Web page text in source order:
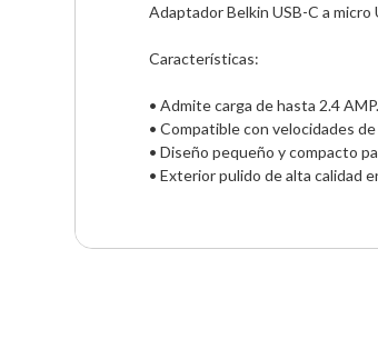
Adaptador Belkin USB-C a micro
Características:
• Admite carga de hasta 2.4
• Compatible con velocidades
• Diseño pequeño y compacto
• Exterior pulido de alta calidad